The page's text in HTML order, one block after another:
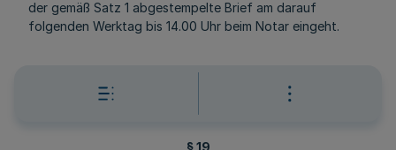
der gemäß Satz 1 abgestempelte Brief am darauf
folgenden Werktag bis 14.00 Uhr beim Notar eingeht.
IV. Ermittlung, Feststellung und Bekanntgabe des
§ 19